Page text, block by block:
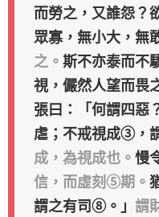
而勞之，又誰怨？
眾寡，無小大，無
之。 斯不亦泰而不
視，儼然人望而畏
張曰：「何謂四惡
虐；不戒視成③，
成，為視成也。 慢
信，而虛刻⑤期。
謂之有司⑧。」 謂